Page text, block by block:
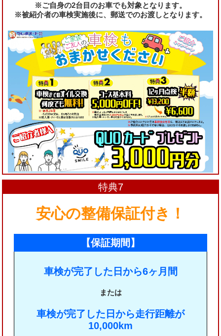
※ご自身の2台目のお車でも対象となります。
※被紹介者の車検実施後に、郵送でのお渡しとなります。
特典7
安心の整備保証付き！
【保証期間】
車検が完了した日から6ヶ月間
または
車検が完了した日から走行距離が
10,000km